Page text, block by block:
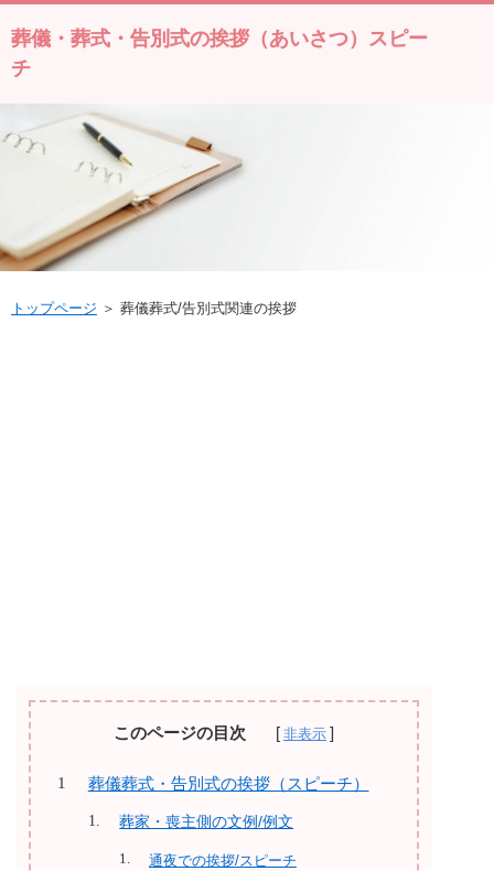
葬儀・葬式・告別式の挨拶（あいさつ）スピー
チ
トップページ ＞ 葬儀葬式/告別式関連の挨拶
このページの目次
葬儀葬式・告別式の挨拶（スピーチ）
葬家・喪主側の文例/例文
通夜での挨拶/スピーチ